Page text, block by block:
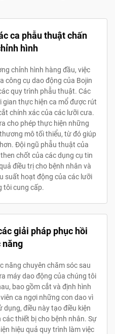
ca phẫu thuật chấn
hình
chỉnh hình hàng đầu, việc
công cụ dao động của Bojin
quy trình phẫu thuật. Các
thực hiện ca mổ được rút
chính xác của các lưỡi cưa.
cho phép thực hiện những
mô tối thiểu, từ đó giúp
Đội ngũ phẫu thuật của
chốt của các dụng cụ tin
điều trị cho bệnh nhân và
suất hoạt động của các lưỡi
tôi cung cấp.
giải pháp phục hồi
năng
năng chuyên chăm sóc sau
máy dao động của chúng tôi
bao gồm cắt và định hình
ca ngợi những con dao vì
dụng, điều này tạo điều kiện
thiết bị cho bệnh nhân. Sự
hiệu quả quy trình làm việc